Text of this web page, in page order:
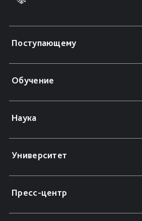
Поступающему
Обучение
Наука
Университет
Пресс-центр